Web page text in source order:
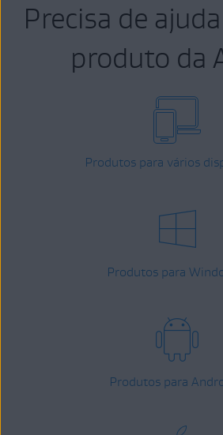
Precisa de
produto da
Produtos para vários
Produtos para
Produtos para